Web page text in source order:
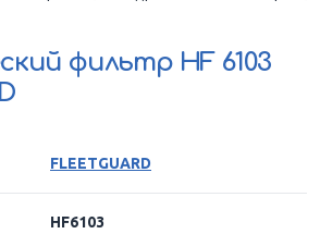
фильтр HF 6103
FLEETGUARD
HF6103